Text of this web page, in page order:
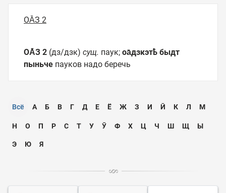
ОА̄З 2
ОА̄З 2 (дз/дзк) сущ. паук; оа̄дзкэтҍ быдт
пыньче пауков надо беречь
Всё А Б В Г Д Е Ё Ж З И Ӣ К Л М
Н О П Р С Т У Ӯ Ф Х Ц Ч Ш Щ Ы
Э Ю Я